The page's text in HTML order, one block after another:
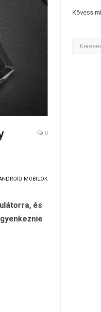
0
MOBILOK
és
Kövess